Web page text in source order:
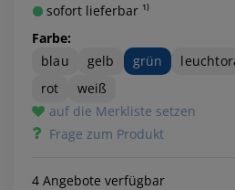
sofort lieferbar ¹⁾
Farbe:
blau
gelb grün
rot
weiß
auf die Merkliste setzen
Frage zum Produkt
4 Angebote verfügbar